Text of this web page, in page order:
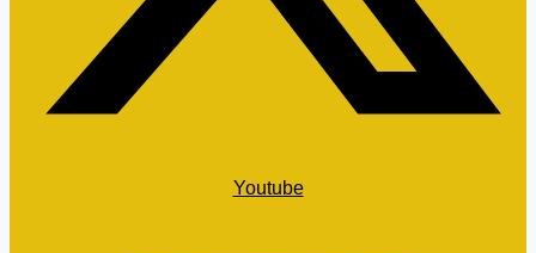
Youtube